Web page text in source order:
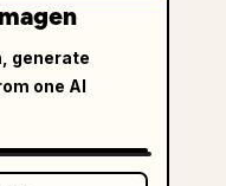
generate
one AI